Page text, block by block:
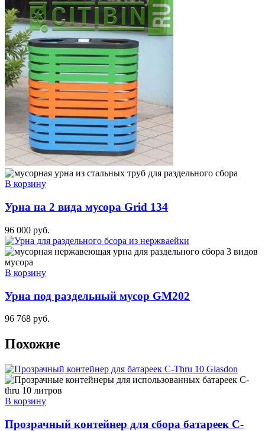
В корзину
Урна на 2 вида мусора Grid 134
96 000 руб.
В корзину
Урна под раздельный мусор GM202
96 768 руб.
Похожие
В корзину
Прозрачный контейнер для сбора батареек C-